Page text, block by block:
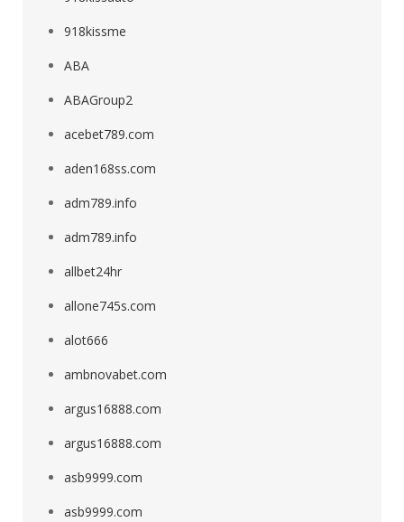
918kissme
ABA
ABAGroup2
acebet789.com
aden168ss.com
adm789.info
adm789.info
allbet24hr
allone745s.com
alot666
ambnovabet.com
argus16888.com
argus16888.com
asb9999.com
asb9999.com